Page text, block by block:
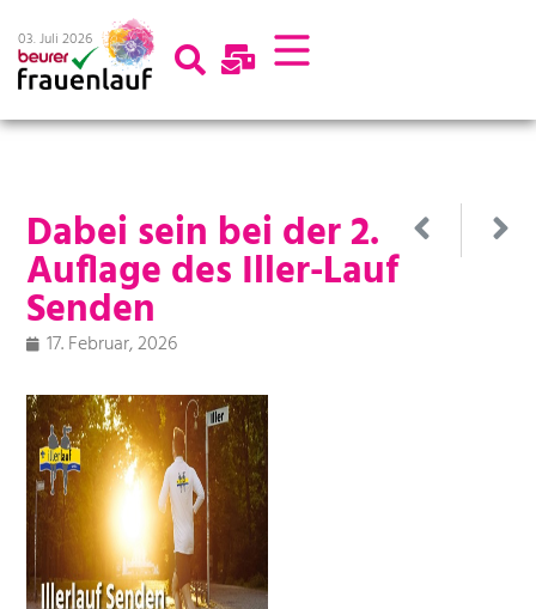
03. Juli 2026
Dabei sein bei der 2.
Auflage des Iller-Lauf
Senden
17. Februar, 2026